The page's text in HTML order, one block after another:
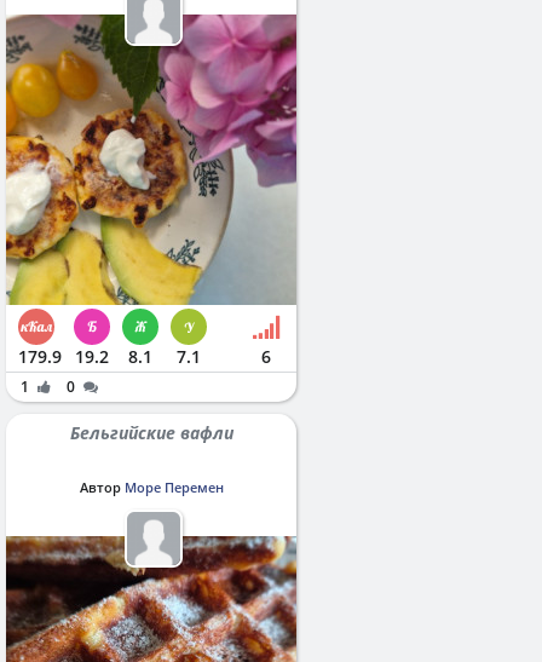
179.9 19.2 8.1 7.1 6
1 0
Бельгийские вафли
Автор Море Перемен